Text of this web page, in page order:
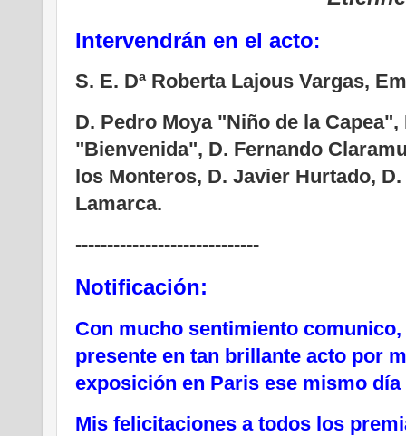
Intervendrán en el acto:
S. E. Dª Roberta Lajous Vargas,
D. Pedro Moya "Niño de la
"Bienvenida", D. Fernando
los Monteros, D. Javier Hurtado,
Lamarca.
-----------------------------
Notificación:
Con mucho sentimiento
presente en tan brillante acto por
exposición en Paris ese mismo día
Mis felicitaciones a todos los